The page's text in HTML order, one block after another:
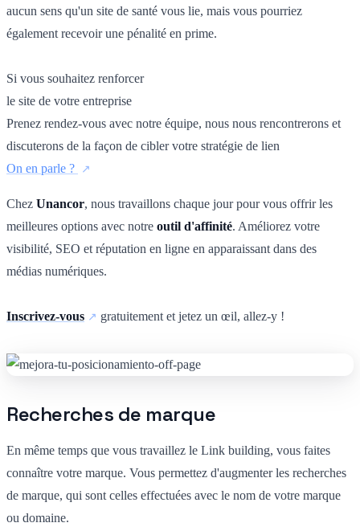
aucun sens qu'un site de santé vous lie, mais vous pourriez
également recevoir une pénalité en prime.
Si vous souhaitez renforcer
le site de votre entreprise
Prenez rendez-vous avec notre équipe, nous nous rencontrerons et
discuterons de la façon de cibler votre stratégie de lien
On en parle ?
Chez Unancor, nous travaillons chaque jour pour vous offrir les
meilleures options avec notre outil d'affinité. Améliorez votre
visibilité, SEO et réputation en ligne en apparaissant dans des
médias numériques.
Inscrivez-vous gratuitement et jetez un œil, allez-y !
Recherches de marque
En même temps que vous travaillez le Link building, vous faites
connaître votre marque. Vous permettez d'augmenter les recherches
de marque, qui sont celles effectuées avec le nom de votre marque
ou domaine.